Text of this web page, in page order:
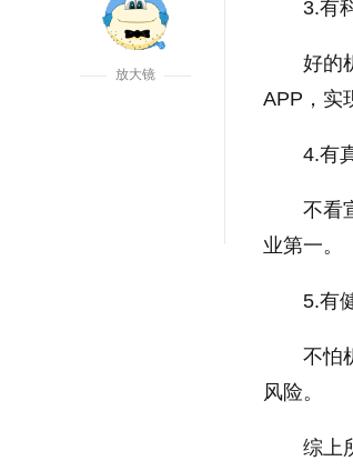
放大镜
3.有
好的
APP，实
4.有
不看
业第一。
5.有
不怕
风险。
综上